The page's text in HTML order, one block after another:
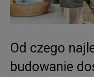
Od czego
budowanie